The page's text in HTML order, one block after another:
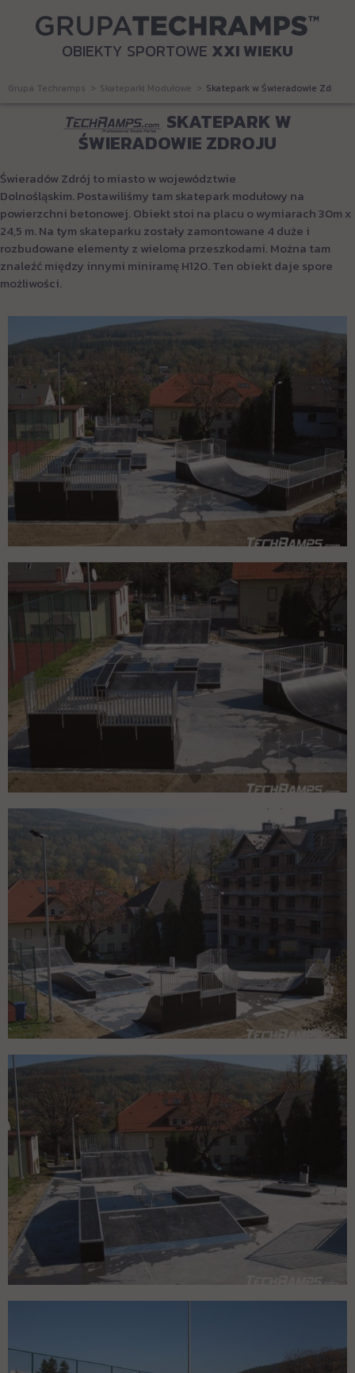
OBIEKTY SPORTOWE XXI WIEKU
Grupa Techramps Skateparki Modułowe Skatepark w Świeradowie Zdroju
SKATEPARK W
ŚWIERADOWIE ZDROJU
Świeradów Zdrój to miasto w województwie
Dolnośląskim. Postawiliśmy tam skatepark modułowy na
powierzchni betonowej. Obiekt stoi na placu o wymiarach 30m x
24,5 m. Na tym skateparku zostały zamontowane 4 duże i
rozbudowane elementy z wieloma przeszkodami. Można tam
znaleźć między innymi miniramę H120. Ten obiekt daje spore
możliwości.